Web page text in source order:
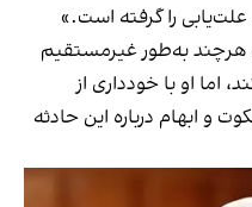
را گرفته است.»
هرچند به‌طور غیرمستقیم
اما او با خودداری از
و ابهام درباره این حادثه